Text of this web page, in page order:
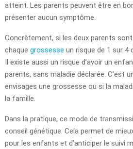
atteint. Les parents peuvent être en
présenter aucun symptôme.
Concrètement, si les deux parents
chaque grossesse un risque de 1 sur 4
Il existe aussi un risque d’avoir un
parents, sans maladie déclarée. C’est
envisages une grossesse ou si la
la famille.
Dans la pratique, ce mode de
conseil génétique. Cela permet de
pour les enfants et d’anticiper le suivi